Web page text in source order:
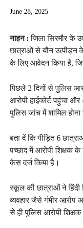
June 28, 2025
नाहन : जिला सिरमौर के
छात्राओं से यौन उत्पीड़न
के लिए आवेदन किया है,
पिछले 2 दिनों से पुलिस
आरोपी हाईकोर्ट पहुंचा
पुलिस जांच में शामिल होना
बता दें कि पीड़ित 6
पच्छाद में आरोपी शिक्षक
केस दर्ज किया है।
स्कूल की छात्राओं ने
व्यवहार जैसे गंभीर आरोप
से ही पुलिस आरोपी